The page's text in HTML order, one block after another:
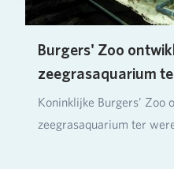
Burgers' Zoo
zeegrasaquarium
Koninklijke Burgers’ Zoo
zeegrasaquarium ter